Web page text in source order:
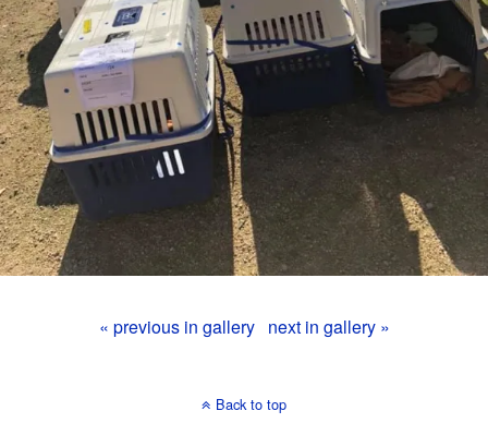
« previous in gallery next in gallery »
Back to top